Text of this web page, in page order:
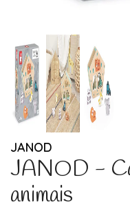
JANOD
JANOD -
animais